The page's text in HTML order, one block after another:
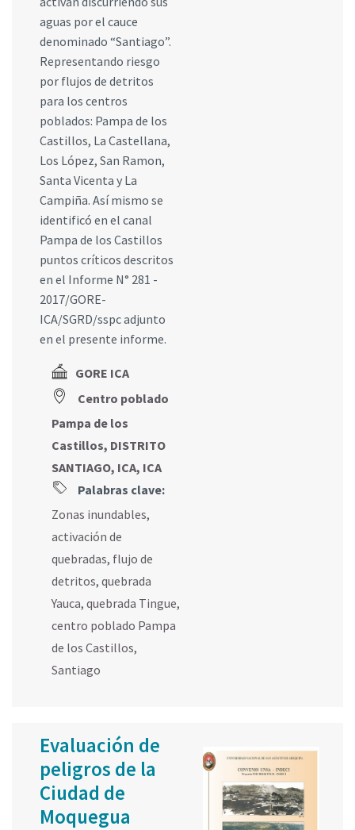
aguas por el cauce
denominado “Santiago”.
Representando riesgo
por flujos de detritos
para los centros
poblados: Pampa de los
Castillos, La Castellana,
Los López, San Ramon,
Santa Vicenta y La
Campiña. Así mismo se
identificó en el canal
Pampa de los Castillos
puntos críticos descritos
en el Informe N° 281 -
2017/GORE-
ICA/SGRD/sspc adjunto
en el presente informe.
GORE ICA
Centro poblado
Pampa de los
Castillos, DISTRITO
SANTIAGO, ICA, ICA
Palabras clave:
Zonas inundables,
activación de
quebradas, flujo de
detritos, quebrada
Yauca, quebrada Tingue,
centro poblado Pampa
de los Castillos,
Santiago
Evaluación de
peligros de la
Ciudad de
Moquegua